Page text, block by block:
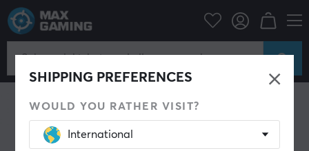
SHIPPING PREFERENCES
WOULD YOU RATHER VISIT?
International
Datatilbehør Gaming tastatur
SPAR 55%